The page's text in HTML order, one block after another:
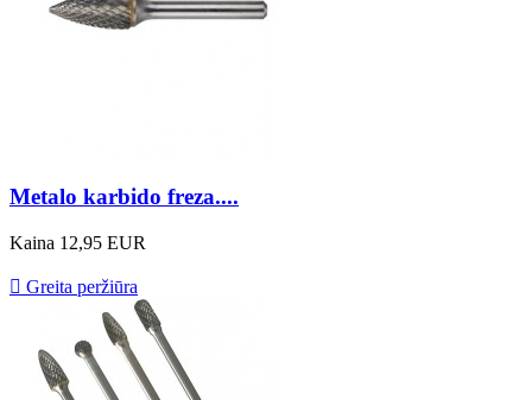
Metalo karbido freza....
Kaina 12,95 EUR
 Greita peržiūra